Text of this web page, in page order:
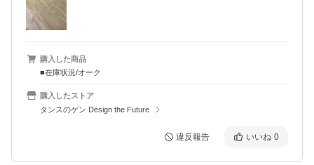
購入した商品
■在庫状況/オーク
購入したストア
タンスのゲン Design the Future
違反報告 いいね 0